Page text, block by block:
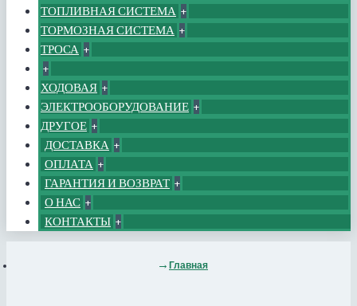
ТОПЛИВНАЯ СИСТЕМА +
ТОРМОЗНАЯ СИСТЕМА +
ТРОСА +
+
ХОДОВАЯ +
ЭЛЕКТРООБОРУДОВАНИЕ +
ДРУГОЕ +
ДОСТАВКА +
ОПЛАТА +
ГАРАНТИЯ И ВОЗВРАТ +
О НАС +
КОНТАКТЫ +
Главная